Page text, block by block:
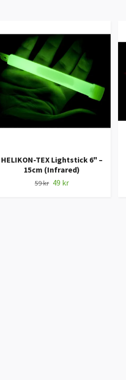
HELIKON-TEX Lightstick 6" –
15cm (Infrared)
59 kr 49 kr